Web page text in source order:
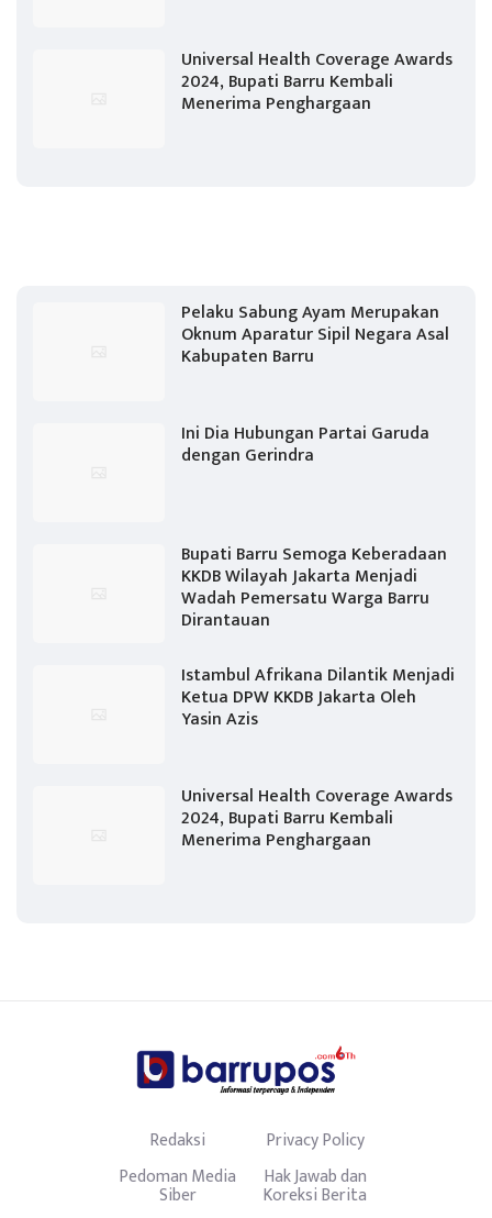
Universal Health Coverage Awards
2024, Bupati Barru Kembali
Menerima Penghargaan
Pelaku Sabung Ayam Merupakan
Oknum Aparatur Sipil Negara Asal
Kabupaten Barru
Ini Dia Hubungan Partai Garuda
dengan Gerindra
Bupati Barru Semoga Keberadaan
KKDB Wilayah Jakarta Menjadi
Wadah Pemersatu Warga Barru
Dirantauan
Istambul Afrikana Dilantik Menjadi
Ketua DPW KKDB Jakarta Oleh
Yasin Azis
Universal Health Coverage Awards
2024, Bupati Barru Kembali
Menerima Penghargaan
Redaksi
Privacy Policy
Pedoman Media
Siber
Hak Jawab dan
Koreksi Berita